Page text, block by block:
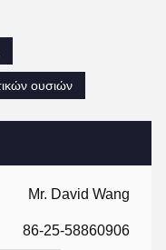
Mr. David Wang
86-25-58860906
ουσιών